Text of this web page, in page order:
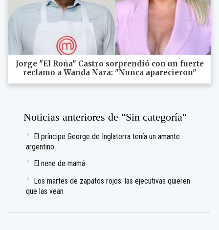
Jorge "El Roña" Castro sorprendió con un fuerte
reclamo a Wanda Nara: "Nunca aparecieron"
Noticias anteriores de "Sin categoría"
El príncipe George de Inglaterra tenía un amante
argentino
El nene de mamá
Los martes de zapatos rojos: las ejecutivas quieren
que las vean